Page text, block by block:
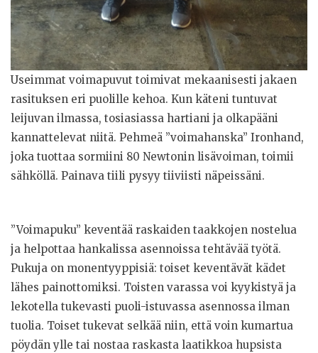
Useimmat voimapuvut toimivat mekaanisesti jakaen
rasituksen eri puolille kehoa. Kun käteni tuntuvat
leijuvan ilmassa, tosiasiassa hartiani ja olkapääni
kannattelevat niitä. Pehmeä ”voimahanska” Ironhand,
joka tuottaa sormiini 80 Newtonin lisävoiman, toimii
sähköllä. Painava tiili pysyy tiiviisti näpeissäni.
”Voimapuku” keventää raskaiden taakkojen nostelua
ja helpottaa hankalissa asennoissa tehtävää työtä.
Pukuja on monentyyppisiä: toiset keventävät kädet
lähes painottomiksi. Toisten varassa voi kyykistyä ja
lekotella tukevasti puoli-istuvassa asennossa ilman
tuolia. Toiset tukevat selkää niin, että voin kumartua
pöydän ylle tai nostaa raskasta laatikkoa hupsista